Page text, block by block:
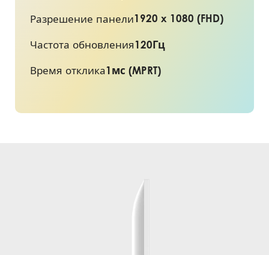
Разрешение панели1920 x 1080 (FHD)
Частота обновления120Гц
Время отклика1мс (MPRT)